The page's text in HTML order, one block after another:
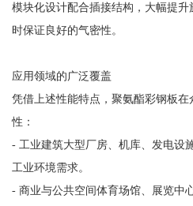
模块化设计配合插接结构，大幅提
时保证良好的气密性。
应用领域的广泛覆盖
凭借上述性能特点，聚氨酯彩钢板
性：
- 工业建筑大型厂房、机库、发电设
工业环境需求。
- 商业与公共空间体育场馆、展览中